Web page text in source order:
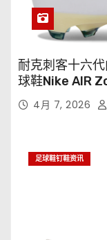
耐克刺客十六
球鞋Nike AIR
XXV FG35-45
4月 7, 2026
足球鞋钉鞋资讯